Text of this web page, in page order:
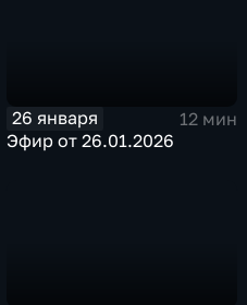
26 января
12 мин
Эфир от 26.01.2026